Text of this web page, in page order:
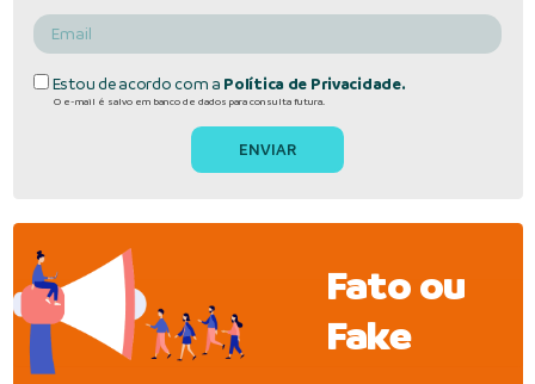
Estou de acordo com a Política de Privacidade.
O e-mail é salvo em banco de dados para consulta futura.
Fato ou
Fake